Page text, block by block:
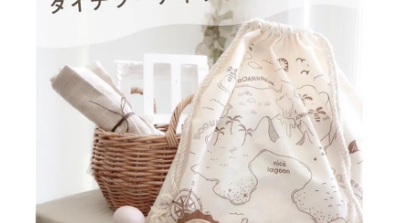
赤ちゃんは遊びの中で たくさんのことを発見・吸収
していくので その成長を助けるものを選んであげた
木の手触り、ラトルの音、ミラーにうつる世界。
いろんな楽しみ方ができる ファーストトイにぴった
りの 「はじめてミラーラトル」です。
◆夜空をモチーフにしたデザイン 縦横11cm、厚み
約2cmの手乗りサイズ